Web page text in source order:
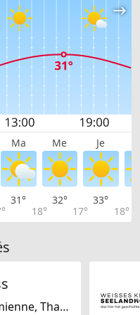
Ma Me Je
31°
18°
32°
17°
33°
18°
Chinoise, Vietnamienne, Thaïlandaise, Asiatique